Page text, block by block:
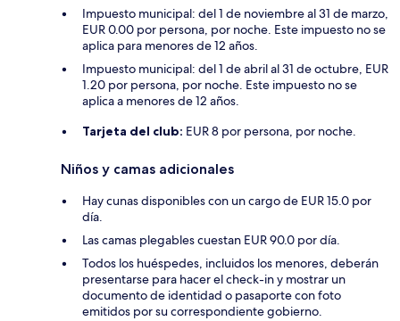
Impuesto municipal: del 1 de noviembre al 31 de marzo,
EUR 0.00 por persona, por noche. Este impuesto no se
aplica para menores de 12 años.
Impuesto municipal: del 1 de abril al 31 de octubre, EUR
1.20 por persona, por noche. Este impuesto no se
aplica a menores de 12 años.
Tarjeta del club: EUR 8 por persona, por noche.
Niños y camas adicionales
Hay cunas disponibles con un cargo de EUR 15.0 por
día.
Las camas plegables cuestan EUR 90.0 por día.
Todos los huéspedes, incluidos los menores, deberán
presentarse para hacer el check-in y mostrar un
documento de identidad o pasaporte con foto
emitidos por su correspondiente gobierno.